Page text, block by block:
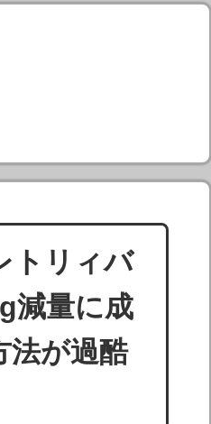
トリィバ
減量に成
法が過酷